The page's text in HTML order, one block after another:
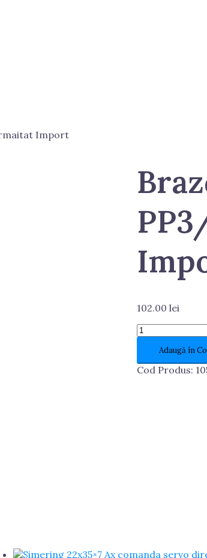
Import
102.00 lei
Cantitate
Brazdar
universal
PP3/PP4
Sormaitat
Adaugă în
Cod Produs: